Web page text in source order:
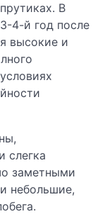
В
4-й год после
высокие и
слегка
заметными
небольшие,